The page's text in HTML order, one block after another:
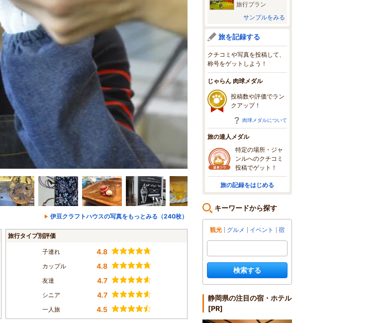
伊豆クラフトハウスの写真をもっとみる（240枚）
旅行タイプ別評価
子連れ 4.8
カップル 4.8
友達 4.7
シニア 4.7
一人旅 4.5
旅行プラン
サンプルをみる
旅を記録する
クチコミや写真を投稿して、
称号をゲットしよう！
じゃらん 肉球メダル
投稿数や評価でラン
クアップ！
肉球メダルについて
旅の達人メダル
特定の場所・ジャ
ンルへのクチコミ
投稿でゲット！
旅の記録をはじめる
キーワードから探す
観光 グルメ イベント 宿
検索する
静岡県の注目の宿・ホテル
[PR]